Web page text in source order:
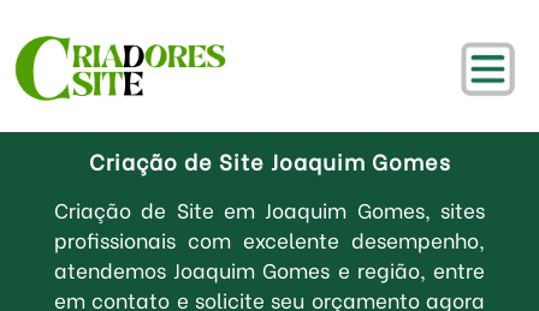
Criação de Site Joaquim Gomes
Criação de Site em Joaquim Gomes, sites
profissionais com excelente desempenho,
atendemos Joaquim Gomes e região, entre
em contato e solicite seu orçamento agora